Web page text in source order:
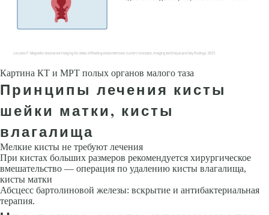
Картина КТ и МРТ полых органов малого таза
Принципы лечения кисты
шейки матки, кисты
влагалища
Мелкие кисты не требуют лечения
При кистах больших размеров рекомендуется хирургическое
вмешательство — операция по удалению кисты влагалища,
кисты матки
Абсцесс бартолиновой железы: вскрытие и антибактериальная
терапия.